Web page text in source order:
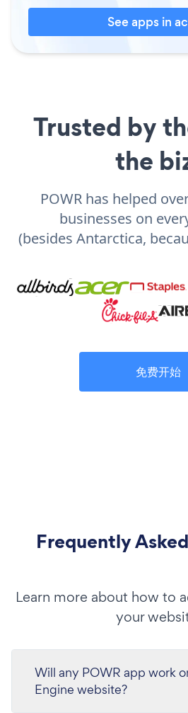
See apps in
Trusted by
the
POWR has helped
businesses on
(besides Antarctica,
免费开始
Frequently
Learn more about how to
your
Will any POWR app work
Engine website?